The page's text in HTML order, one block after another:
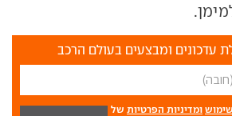
עדכונים ומבצעים בעולם הרכב
ומדיניות הפרטיות של